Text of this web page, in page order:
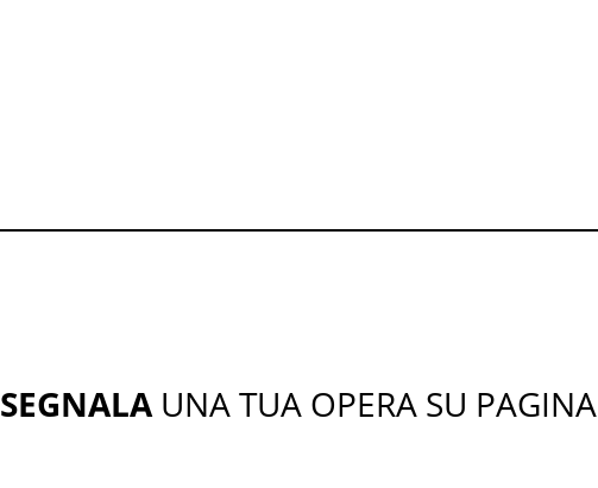
SEGNALAUNA TUA OPERA SU PAGINA